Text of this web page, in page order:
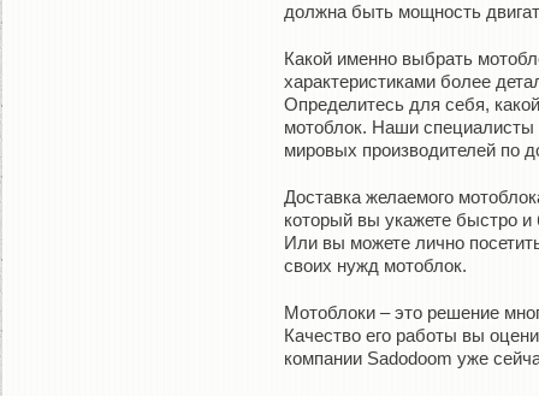
должна быть мощность
Какой именно выбрать
характеристиками более
Определитесь для себя,
мотоблок. Наши
мировых производителей по
Доставка желаемого
который вы укажете быстро
Или вы можете лично
своих нужд мотоблок.
Мотоблоки – это решение
Качество его работы вы
компании Sadodoom уже